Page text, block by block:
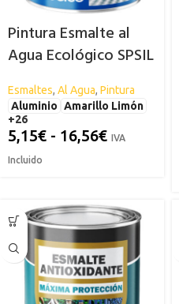
Pintura Esmalte al
Agua Ecológico SPSIL
Esmaltes, Al Agua, Pintura
Aluminio Amarillo Limón
+26
5,15€ - 16,56€ IVA
Incluido